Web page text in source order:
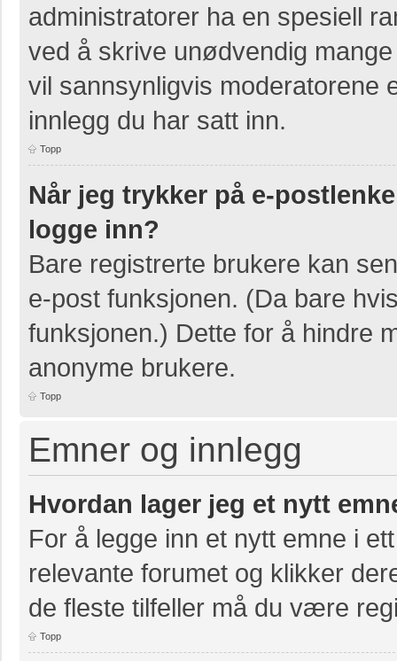
administratorer ha en spesiell
ved å skrive unødvendig
vil sannsynligvis moderatorene
innlegg du har satt inn.
Topp
Når jeg trykker på e-
logge inn?
Bare registrerte brukere kan
e-post funksjonen. (Da bare
funksjonen.) Dette for å hindre
anonyme brukere.
Topp
Emner og innlegg
Hvordan lager jeg et nytt
For å legge inn et nytt emne i
relevante forumet og klikker
de fleste tilfeller må du være
Topp